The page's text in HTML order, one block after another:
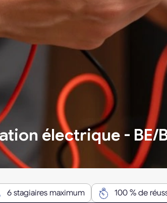
électrique - BE/
6 stagiaires maximum 100 % de